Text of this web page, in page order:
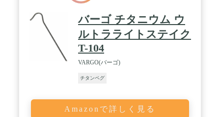
バーゴ チタニウム ウ
ルトラライトステイク
T-104
VARGO(バーゴ)
チタンペグ
Amazonで詳しく見る